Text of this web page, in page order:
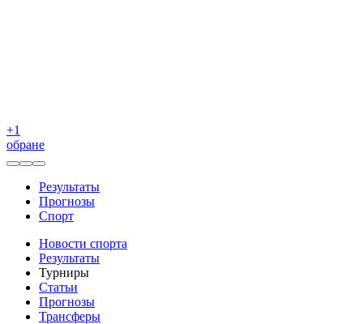
+1
обране
Результаты
Прогнозы
Спорт
Новости спорта
Результаты
Турниры
Статьи
Прогнозы
Трансферы